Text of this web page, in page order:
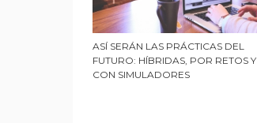
ASÍ SERÁN LAS PRÁCTICAS DEL
FUTURO: HÍBRIDAS, POR RETOS Y
CON SIMULADORES